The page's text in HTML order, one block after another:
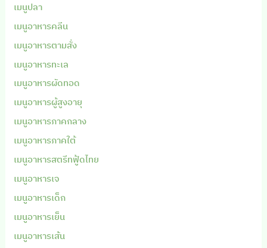
เมนูปลา
เมนูอาหารคลีน
เมนูอาหารตามสั่ง
เมนูอาหารทะเล
เมนูอาหารผัดทอด
เมนูอาหารผู้สูงอายุ
เมนูอาหารภาคกลาง
เมนูอาหารภาคใต้
เมนูอาหารสตรีทฟู้ดไทย
เมนูอาหารเจ
เมนูอาหารเด็ก
เมนูอาหารเย็น
เมนูอาหารเส้น